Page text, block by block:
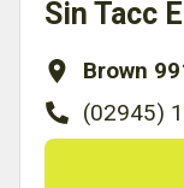
Sin Tacc
Brown
(02945)